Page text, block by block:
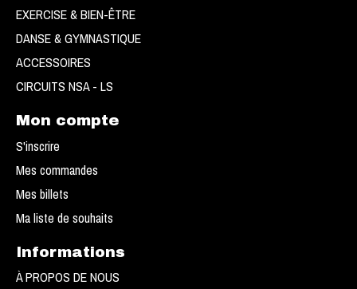
EXERCISE & BIEN-ÊTRE
DANSE & GYMNASTIQUE
ACCESSOIRES
CIRCUITS NSA - LS
Mon compte
S'inscrire
Mes commandes
Mes billets
Ma liste de souhaits
Informations
À PROPOS DE NOUS